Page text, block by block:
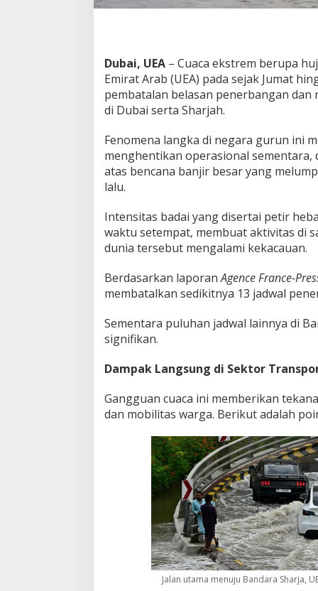
,
a
n
a
y
B
a
j
&
B
a
n
a
r
L
u
u
!
Dubai, UEA – Cuaca ekstrem berupa
Emirat Arab (UEA) pada sejak Jumat
pembatalan belasan penerbangan
di Dubai serta Sharjah.
Fenomena langka di negara gurun ini
menghentikan operasional
atas bencana banjir besar yang
lalu.
Intensitas badai yang disertai petir
waktu setempat, membuat aktivitas di
dunia tersebut mengalami kekacauan.
Berdasarkan laporanAgence France-
membatalkan sedikitnya 13 jadwal
Sementara puluhan jadwal lainnya di
signifikan.
Dampak Langsung di Sektor
Gangguan cuaca ini memberikan
dan mobilitas warga. Berikut adalah
Jalan utama menuju Bandara Sharja,